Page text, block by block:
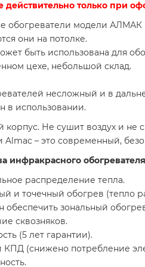
только при
обогреватели модели АЛМАК
они на потолке.
быть использована для
цехе, небольшой склад.
несложный и в
в использовании.
Не сушит воздух и не
Almac – это современный,
инфракрасного
распределение тепла.
и точечный обогрев (тепло
обеспечить зональный
сквозняков.
(5 лет гарантии).
КПД (снижено потребление